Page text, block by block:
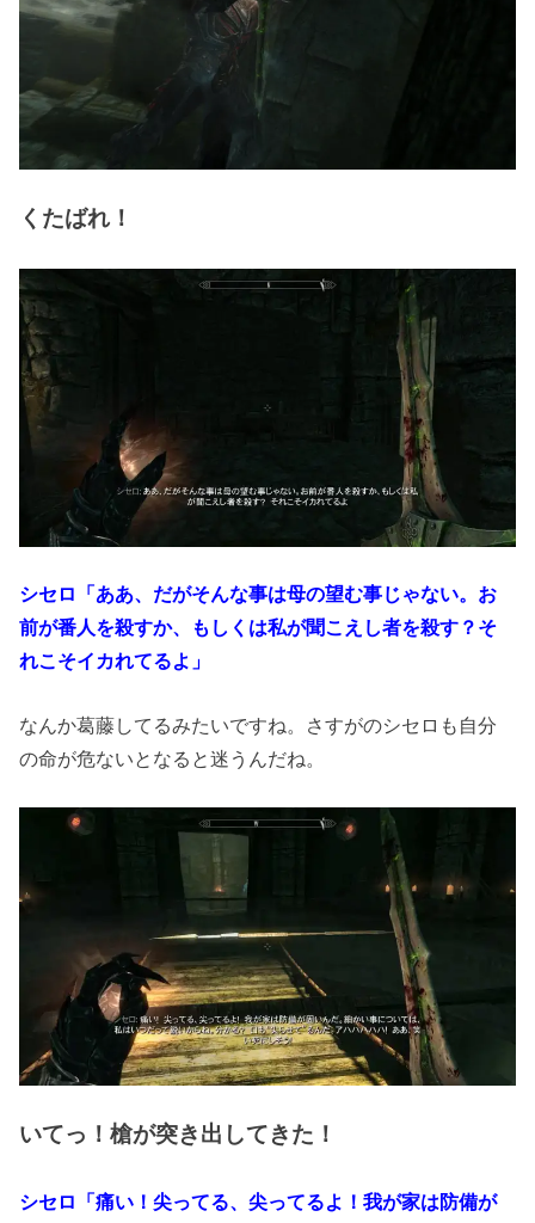
くたばれ！
シセロ「ああ、だがそんな事は母の望む事じゃない。お
前が番人を殺すか、もしくは私が聞こえし者を殺す？そ
れこそイカれてるよ」
なんか葛藤してるみたいですね。さすがのシセロも自分
の命が危ないとなると迷うんだね。
いてっ！槍が突き出してきた！
シセロ「痛い！尖ってる、尖ってるよ！我が家は防備が